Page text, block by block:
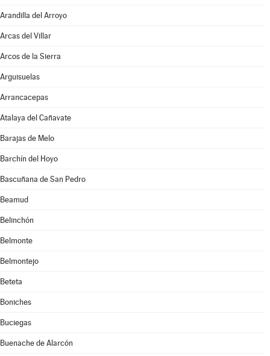
Arandilla del Arroyo
Arcas del Villar
Arcos de la Sierra
Arguisuelas
Arrancacepas
Atalaya del Cañavate
Barajas de Melo
Barchín del Hoyo
Bascuñana de San Pedro
Beamud
Belinchón
Belmonte
Belmontejo
Beteta
Boniches
Buciegas
Buenache de Alarcón